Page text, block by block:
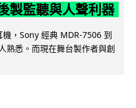
製監聽與人聲利器
，Sony 經典 MDR-7506 到
熟悉。而現在舞台製作者與創